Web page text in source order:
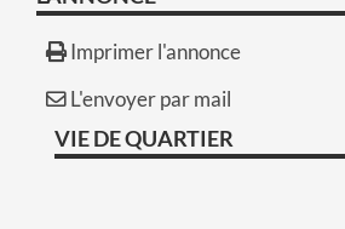
Imprimer l'annonce
L'envoyer par mail
VIE DE QUARTIER